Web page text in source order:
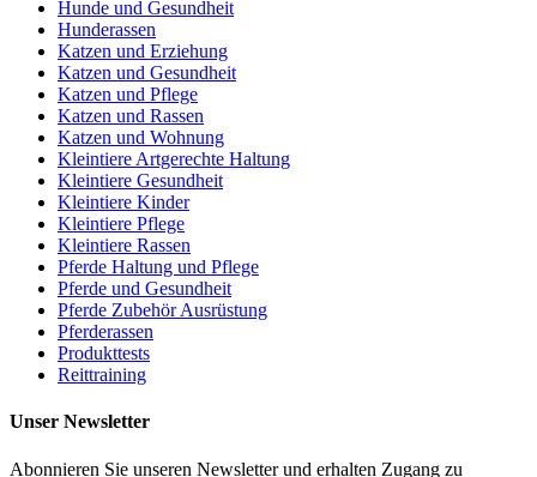
Hunde und Gesundheit
Hunderassen
Katzen und Erziehung
Katzen und Gesundheit
Katzen und Pflege
Katzen und Rassen
Katzen und Wohnung
Kleintiere Artgerechte Haltung
Kleintiere Gesundheit
Kleintiere Kinder
Kleintiere Pflege
Kleintiere Rassen
Pferde Haltung und Pflege
Pferde und Gesundheit
Pferde Zubehör Ausrüstung
Pferderassen
Produkttests
Reittraining
Unser Newsletter
Abonnieren Sie unseren Newsletter und erhalten Zugang zu